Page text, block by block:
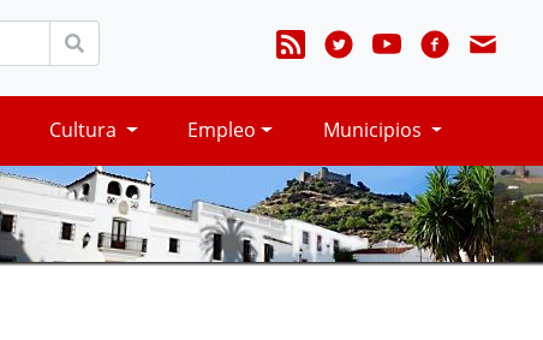
Cultura Empleo Municipios